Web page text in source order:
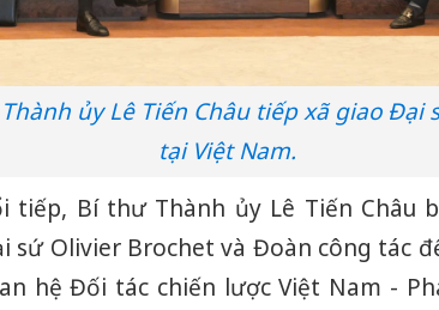
ủy Lê Tiến Châu tiếp xã giao Đại
tại Việt Nam.
tiếp, Bí thư Thành ủy Lê Tiến Châu
sứ Olivier Brochet và Đoàn công tác
hệ Đối tác chiến lược Việt Nam -